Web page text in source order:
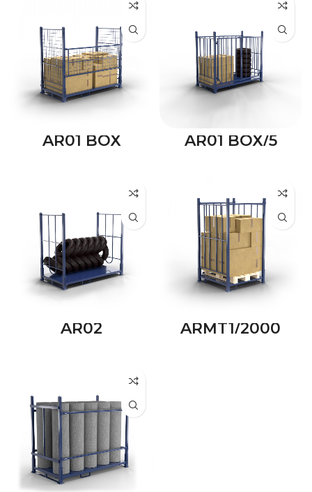
AR01 BOX AR01 BOX/5
AR02 ARMT1/2000